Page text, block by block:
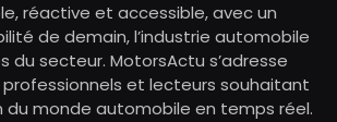
réactive et accessible, avec un
de demain, l’industrie automobile
du secteur. MotorsActu s’adresse
professionnels et lecteurs souhaitant
du monde automobile en temps réel.